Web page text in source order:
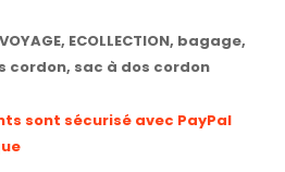
, ECOLLECTION, bagage,
cordon, sac à dos cordon
sont sécurisé avec PayPal